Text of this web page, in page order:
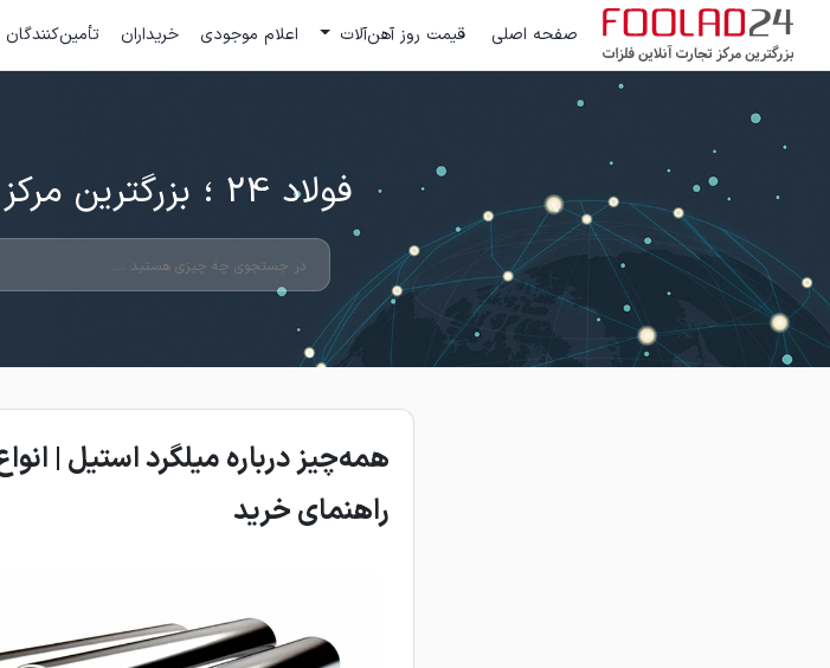
صفحه اصلی قیمت روز آهن‌آلات اعلام موجودی خریداران تأمین‌کنندگان
فولاد 24 ؛ بزرگترین مرکز تجارت آنلاین فلزات
همه‌چیز درباره میلگرد استیل | انواع
راهنمای خرید